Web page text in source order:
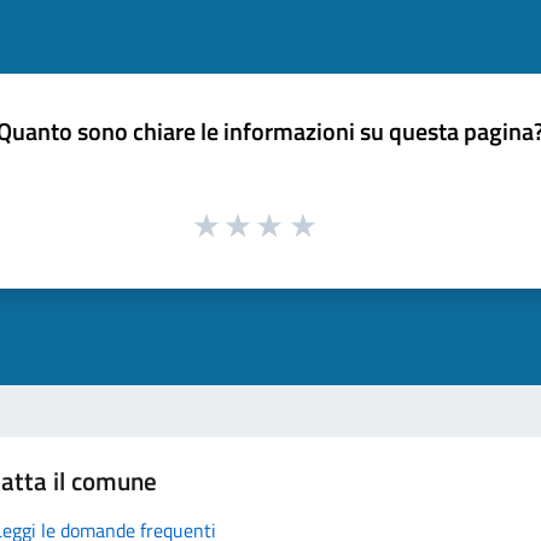
sono chiare le informazioni su questa
il comune
le domande frequenti